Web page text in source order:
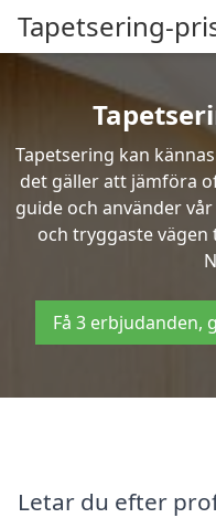
Tapetsering-
Tapetsering kan
det gäller att jämföra
guide och använder
och tryggaste
Få 3 erbjudanden,
Letar du efter